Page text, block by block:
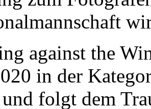
against the
in der
folgt dem